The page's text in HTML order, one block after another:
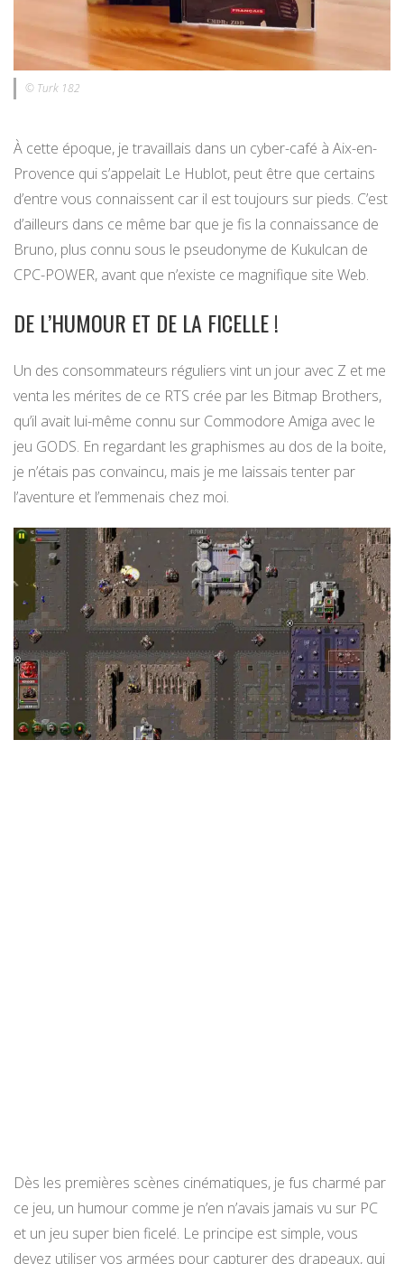
© Turk 182
À cette époque, je travaillais dans un cyber-café à Aix-en-
Provence qui s’appelait Le Hublot, peut être que certains
d’entre vous connaissent car il est toujours sur pieds. C’est
d’ailleurs dans ce même bar que je fis la connaissance de
Bruno, plus connu sous le pseudonyme de Kukulcan de
CPC-POWER, avant que n’existe ce magnifique site Web.
DE L’HUMOUR ET DE LA FICELLE !
Un des consommateurs réguliers vint un jour avec Z et me
venta les mérites de ce RTS crée par les Bitmap Brothers,
qu’il avait lui-même connu sur Commodore Amiga avec le
jeu GODS. En regardant les graphismes au dos de la boite,
je n’étais pas convaincu, mais je me laissais tenter par
l’aventure et l’emmenais chez moi.
Dès les premières scènes cinématiques, je fus charmé par
ce jeu, un humour comme je n’en n’avais jamais vu sur PC
et un jeu super bien ficelé. Le principe est simple, vous
devez utiliser vos armées pour capturer des drapeaux, qui